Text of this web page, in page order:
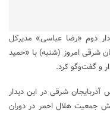
دوم «رضا عباسی» مدیرکل
شرقی امروز (شنبه) با «حمید
و گفت‌وگو کرد.
شرقی در این دیدار
جمعیت هلال احمر در دوران